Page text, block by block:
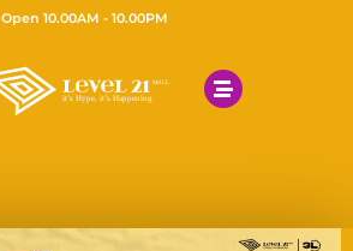
Open 10.00AM - 10.00PM